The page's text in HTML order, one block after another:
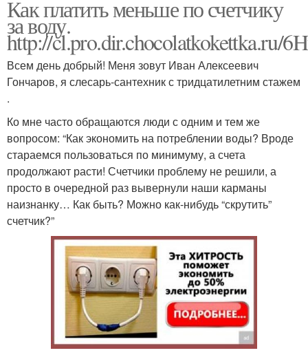
Как платить меньше по счетчику
за воду.
http://cl.pro.dir.chocolatkokettka.ru/
Всем день добрый! Меня зовут Иван Алексеевич
Гончаров, я слесарь-сантехник с тридцатилетним стажем
.
Ко мне часто обращаются люди с одним и тем же
вопросом: “Как экономить на потреблении воды? Вроде
стараемся пользоваться по минимуму, а счета
продолжают расти! Счетчики проблему не решили, а
просто в очередной раз вывернули наши карманы
наизнанку… Как быть? Можно как-нибудь “скрутить”
счетчик?”